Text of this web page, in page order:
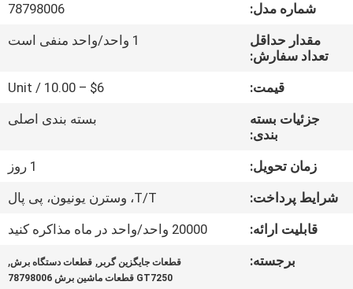
کارخانه
کنترل
تماس
بگیرید
شماره مدل:
78798006
مقدار حداقل
تعداد سفارش:
1 واحد/واحد منفی است
قیمت:
$6 – 10.00 / Unit
جزئیات بسته
بندی:
بسته بندی اصلی
زمان تحویل:
1 روز
شرایط پرداخت:
T/T، وسترن یونیون، پی پال
قابلیت ارائه:
20000 واحد/واحد در ماه مذاکره کنید
برجسته:
قطعات جایگزین گربر , قطعات دستگاه برش,
GT7250 قطعات ماشین برش 78798006